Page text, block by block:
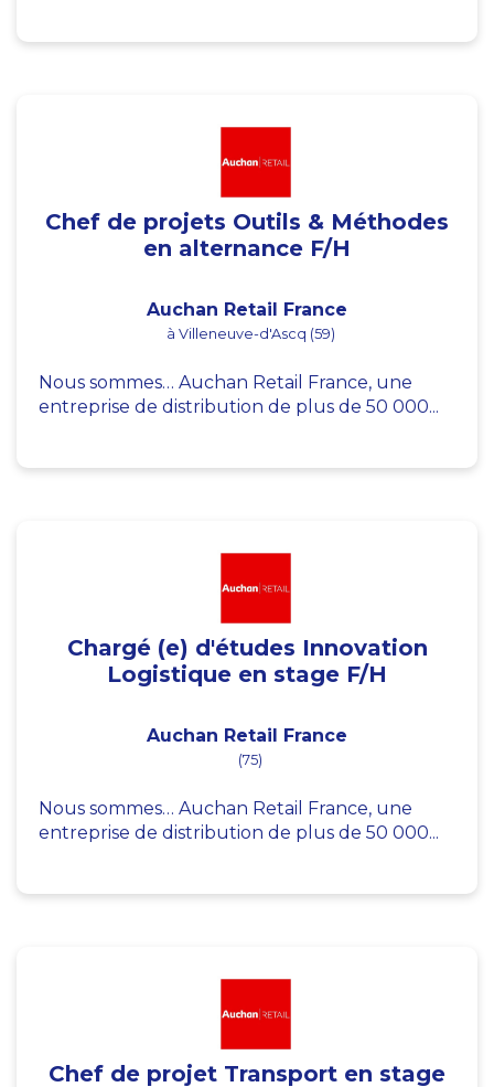
Chef de projets Outils & Méthodes
en alternance F/H
Auchan Retail France
à Villeneuve-d'Ascq (59)
Nous sommes… Auchan Retail France, une
entreprise de distribution de plus de 50 000...
Chargé (e) d'études Innovation
Logistique en stage F/H
Auchan Retail France
(75)
Nous sommes… Auchan Retail France, une
entreprise de distribution de plus de 50 000...
Chef de projet Transport en stage